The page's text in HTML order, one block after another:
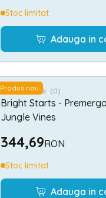
Stoc limitat
Adauga in
Produs nou (0)
Bright Starts -
Jungle Vines
344,69RON
Stoc limitat
Adauga in